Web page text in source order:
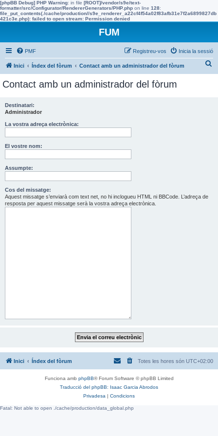
[phpBB Debug] PHP Warning: in file [ROOT]/vendor/s9e/text-
formatter/src/Configurator/RendererGenerators/PHP.php on line 128:
file_put_contents(./cache/production//s9e_renderer_a22cf4f54a02f83afb31e7f2a6899827db
421c3e.php): failed to open stream: Permission denied
FUM
PMF Inicia la sessió
Registreu-vos
Inici Índex del fòrum Contact amb un administrador del fòrum
Contact amb un administrador del fòrum
Destinatari:
Administrador
La vostra adreça electrònica:
El vostre nom:
Assumpte:
Cos del missatge:
Aquest missatge s’enviarà com text net, no hi inclogueu HTML ni BBCode. L’adreça de
resposta per aquest missatge serà la vostra adreça electrònica.
Inici Índex del fòrum Totes les hores són UTC+02:00
Funciona amb phpBB® Forum Software © phpBB Limited
Traducció del phpBB: Isaac Garcia Abrodos
Privadesa | Condicions
Fatal: Not able to open ./cache/production/data_global.php